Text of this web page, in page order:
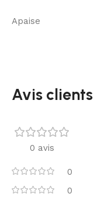
Apaise
Avis clients
0 avis
0
0